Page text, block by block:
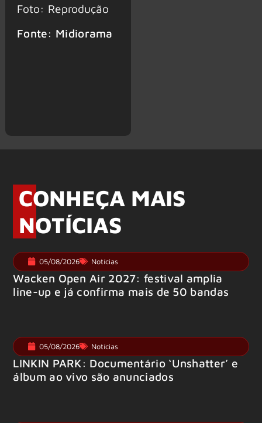
Foto: Reprodução
Fonte: Midiorama
CONHEÇA MAIS
NOTÍCIAS
05/08/2026 Notícias
Wacken Open Air 2027: festival amplia
line-up e já confirma mais de 50 bandas
05/08/2026 Notícias
LINKIN PARK: Documentário ‘Unshatter’ e
álbum ao vivo são anunciados